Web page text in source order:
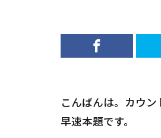
こんばんは。カウン
早速本題です。